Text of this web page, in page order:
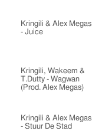
Kringili & Alex Megas
- Juice
Kringili, Wakeem &
T.Dutty - Wagwan
(Prod. Alex Megas)
Kringili & Alex Megas
- Stuur De Stad